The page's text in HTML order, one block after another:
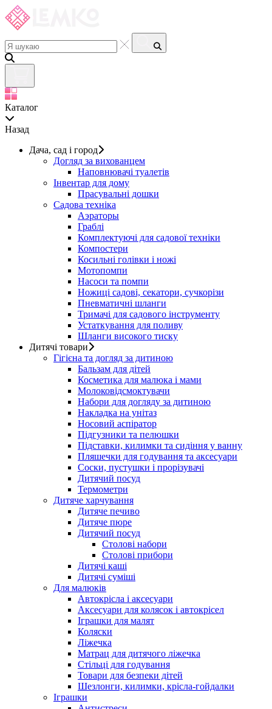
Каталог
Назад
Дача, сад і город
Догляд за вихованцем
Наповнювачі туалетів
Інвентар для дому
Прасувальні дошки
Садова техніка
Аэраторы
Граблі
Комплектуючі для садової техніки
Компостери
Косильні голівки і ножі
Мотопомпи
Насоси та помпи
Ножиці садові, секатори, сучкорізи
Пневматичні шланги
Тримачі для садового інструменту
Устаткування для поливу
Шланги високого тиску
Дитячі товари
Гігієна та догляд за дитиною
Бальзам для дітей
Косметика для малюка і мами
Молоковідсмоктувачи
Набори для догляду за дитиною
Накладка на унітаз
Носовий аспіратор
Підгузники та пелюшки
Підставки, килимки та сидіння у ванну
Пляшечки для годування та аксесуари
Соски, пустушки і прорізувачі
Дитячий посуд
Термометри
Дитяче харчування
Дитяче печиво
Дитяче пюре
Дитячий посуд
Столові набори
Столові прибори
Дитячі каші
Дитячі суміші
Для малюків
Автокрісла і аксесуари
Аксесуари для колясок і автокрісел
Іграшки для малят
Коляски
Ліжечка
Матрац для дитячого ліжечка
Стільці для годування
Товари для безпеки дітей
Шезлонги, килимки, крісла-гойдалки
Іграшки